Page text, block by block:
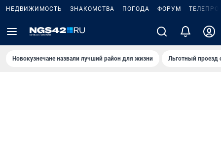
НЕДВИЖИМОСТЬ ЗНАКОМСТВА ПОГОДА ФОРУМ
Новокузнечане назвали лучший район для жизни Льготный проезд